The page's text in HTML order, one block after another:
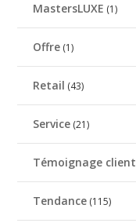
MastersLUXE (1)
Offre (1)
Retail (43)
Service (21)
Témoignage client
Tendance (115)